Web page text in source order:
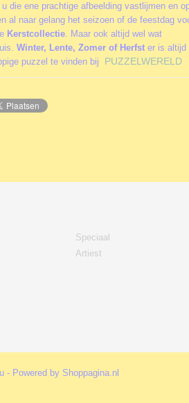
u die ene prachtige afbeelding vastlijmen en
al naar gelang het seizoen of de feestdag
Kerstcollectie. Maar ook altijd wel wat
Winter, Lente, Zomer of Herfst er is altijd
puzzel te vinden bij PUZZELWERELD
Speciaal
Artiest
- Powered by Shoppagina.nl